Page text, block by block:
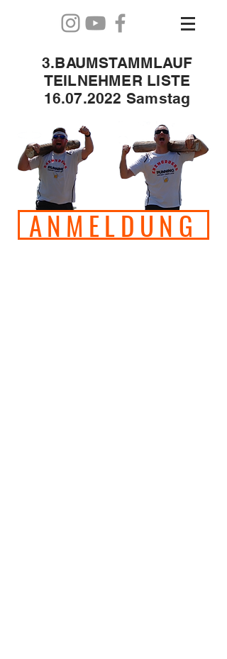
3.BAUMSTAMMLAUF
TEILNEHMER LISTE
16.07.2022 Samstag
ANMELDUNG